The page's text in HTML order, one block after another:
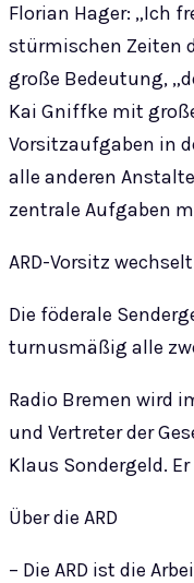
Florian Hager: „Ich
stürmischen Zeiten
große Bedeutung,
Kai Gniffke mit
Vorsitzaufgaben in
alle anderen
zentrale Aufgaben
ARD-Vorsitz
Die föderale
turnusmäßig alle
Radio Bremen wird
und Vertreter der
Klaus Sondergeld.
Über die ARD
– Die ARD ist die